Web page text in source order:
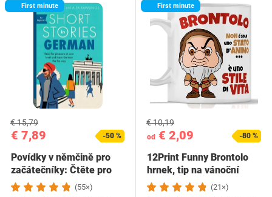
First minute
€ 7,89
€ 15,79
-50 %
Povídky v němčině pro
začátečníky: Čtěte pro
radost na své…(55×)
First minute
od € 2,09
€ 10,19
-80 %
12Print Funny Brontolo
hrnek, tip na vánoční
dárek a…
(21×)